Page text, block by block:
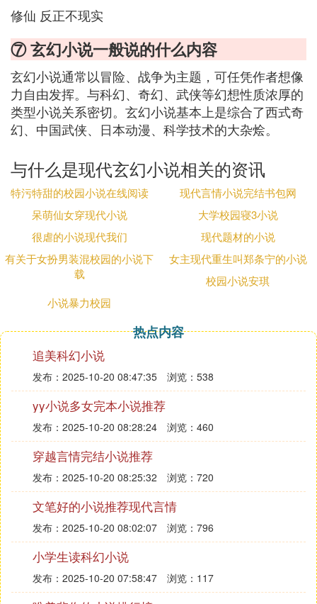
修仙 反正不现实
⑦ 玄幻小说一般说的什么内容
玄幻小说通常以冒险、战争为主题，可任凭作者想像
力自由发挥。与科幻、奇幻、武侠等幻想性质浓厚的
类型小说关系密切。玄幻小说基本上是综合了西式奇
幻、中国武侠、日本动漫、科学技术的大杂烩。
与什么是现代玄幻小说相关的资讯
特污特甜的校园小说在线阅读
现代言情小说完结书包网
呆萌仙女穿现代小说
大学校园寝3小说
很虐的小说现代我们
现代题材的小说
有关于女扮男装混校园的小说下
载
女主现代重生叫郑条宁的小说
校园小说安琪
小说暴力校园
热点内容
追美科幻小说
发布：2025-10-20 08:47:35 浏览：538
yy小说多女完本小说推荐
发布：2025-10-20 08:28:24 浏览：460
穿越言情完结小说推荐
发布：2025-10-20 08:25:32 浏览：720
文笔好的小说推荐现代言情
发布：2025-10-20 08:02:07 浏览：796
小学生读科幻小说
发布：2025-10-20 07:58:47 浏览：117